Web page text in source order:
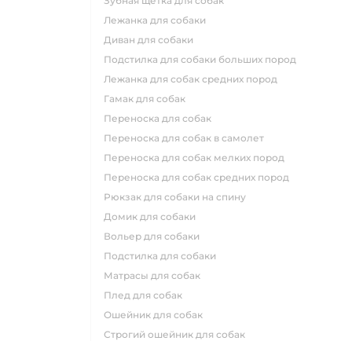
лежанка для собаки
диван для собаки
подстилка для собаки больших пород
лежанка для собак средних пород
гамак для собак
переноска для собак
переноска для собак в самолет
переноска для собак мелких пород
переноска для собак средних пород
рюкзак для собаки на спину
домик для собаки
вольер для собаки
подстилка для собаки
матрасы для собак
плед для собак
ошейник для собак
строгий ошейник для собак